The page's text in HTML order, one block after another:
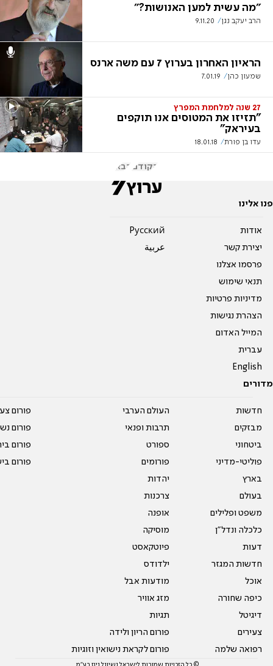
״מה עשית למען האנושות?״
הרב יעקב נגן 9.11.20
הראיון האחרון בערוץ 7 עם משה ארנס
שמעון כהן 7.01.19
27 שנה למלחמת המפרץ
"תזיזו את המטוסים אנו תוקפים
בעיראק"
עדו בן פורת 18.01.18
הקודם הבא
פנו אלינו
אודות
יצירת קשר
פרסמו אצלנו
תנאי שימוש
מדיניות פרטיות
הצהרת נגישות
המייל האדום
עברית
English
Pусский
عربية
מדורים
חדשות
מבזקים
ביטחוני
פוליטי-מדיני
בארץ
בעולם
משפט ופלילים
כלכלה ונדל"ן
דעות
חדשות המגזר
אוכל
כיפה שחורה
דיגיטל
צעירים
רפואה שלמה
העולם הערבי
תרבות ופנאי
ספורט
פורומים
יהדות
צרכנות
אופנה
מוסיקה
פיוטקאסט
ילדודס
מודעות אבל
מזג אוויר
תגיות
פורום הריון ולידה
פורום לקראת נישואין וזוגיות
פורום
פורום
פורום
פורום
© כל הזכויות שמורות לישראל נשיונל ניוז בע"מ.